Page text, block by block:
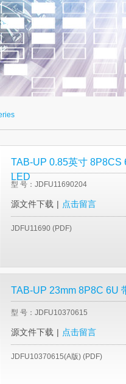
TAB-UP 0.85英寸 8P8CS
LED
型 号：JDFU11690204
源文件下载 | 点击留言
JDFU11690 (PDF)
TAB-UP 23mm 8P8C 6U
型 号：JDFU10370615
源文件下载 | 点击留言
JDFU10370615(A版) (PDF)